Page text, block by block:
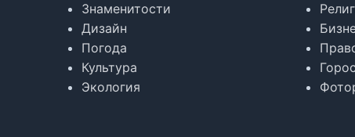
Знаменитости
Дизайн
Погода
Культура
Экология